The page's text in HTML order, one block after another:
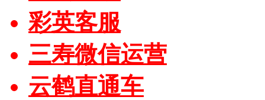
彩英客服
三寿微信运营
云鹤直通车